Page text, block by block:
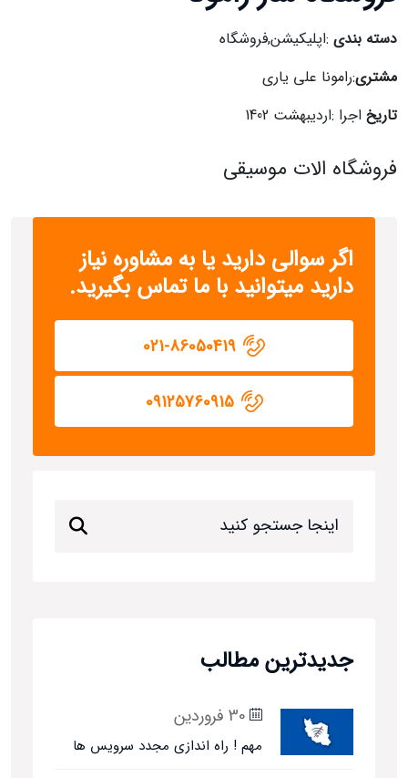
دسته بندی :اپلیکیشن,فروشگاه
مشتری:رامونا علی یاری
تاریخ اجرا :اردیبهشت 1402
فروشگاه الات موسیقی
اگر سوالی دارید یا به مشاوره نیاز
دارید میتوانید با ما تماس بگیرید.
09125760915
جدیدترین مطالب
30 فروردین
مهم ! راه اندازی مجدد سرویس ها